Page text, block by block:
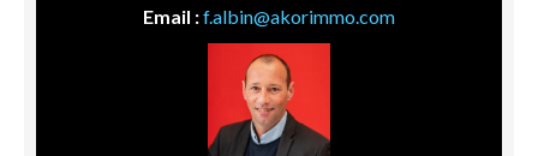
Email :f.albin@akorimmo.com